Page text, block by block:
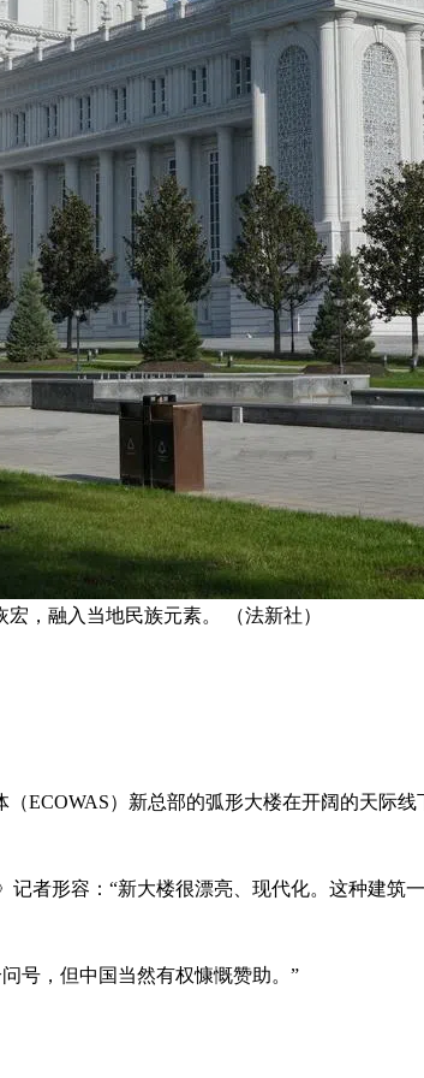
，融入当地民族元素。 （法新社）
ECOWAS）新总部的弧形大楼在开阔的天际
者形容：“新大楼很漂亮、现代化。这种建
号，但中国当然有权慷慨赞助。”